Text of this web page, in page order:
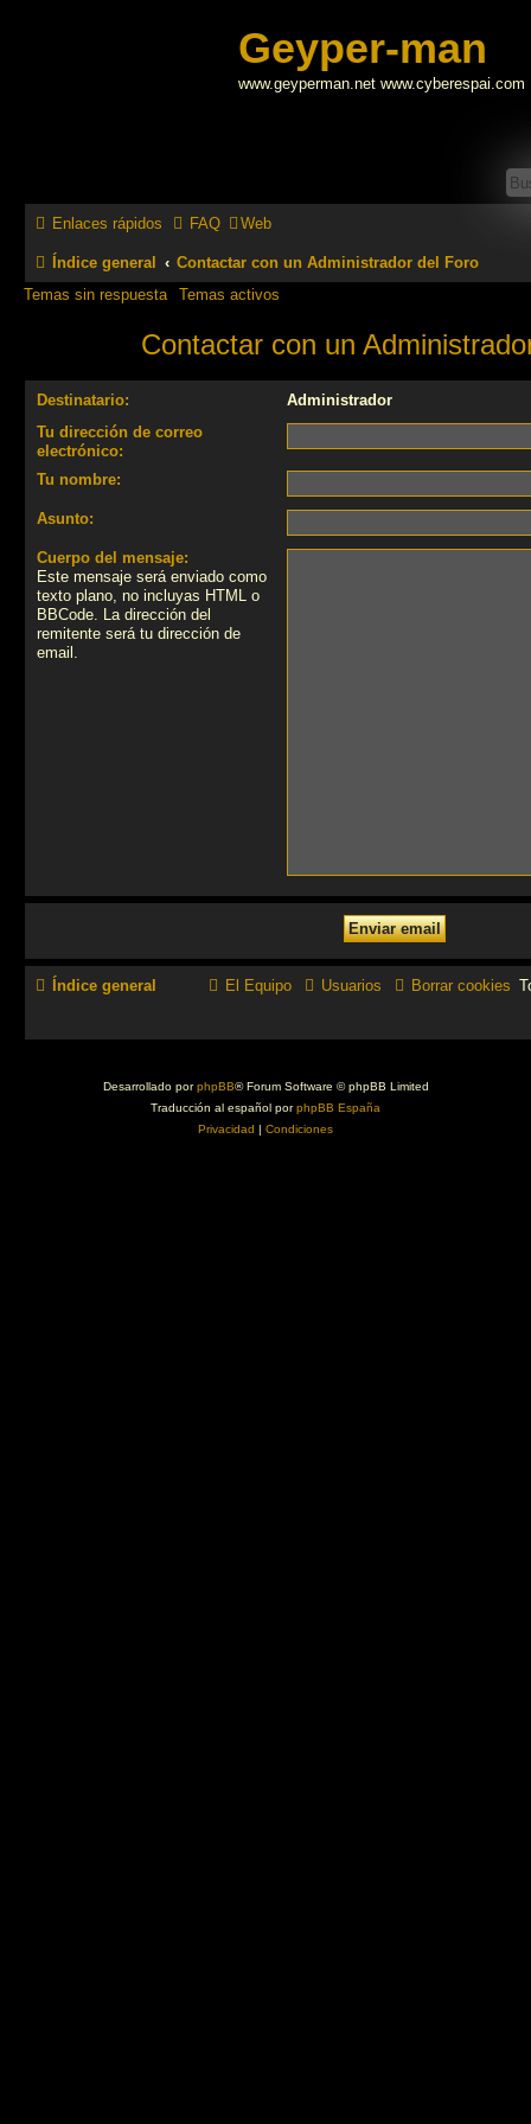
Geyper-man
www.geyperman.net www.cyberespai.com
Enlaces rápidos FAQ Web
Índice general
Contactar con un Administrador del Foro
Temas sin respuesta
Temas activos
Contactar con un
Destinatario:
Administrador
Tu dirección de correo
electrónico:
Tu nombre:
Asunto:
Cuerpo del mensaje:
Este mensaje será enviado como
texto plano, no incluyas HTML o
BBCode. La dirección del
remitente será tu dirección de
email.
Índice general Borrar cookies
Usuarios
El Equipo
Desarrollado porphpBB® Forum Software © phpBB Limited
Traducción al español porphpBB España
Privacidad | Condiciones